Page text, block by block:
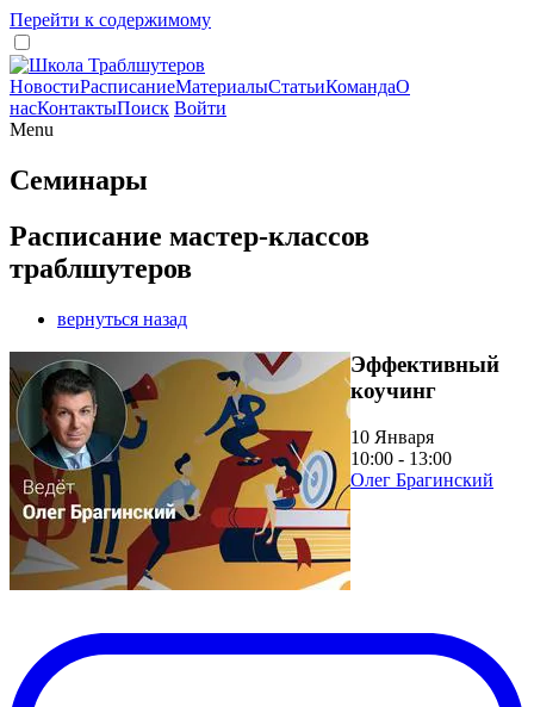
Перейти к содержимому
НовостиРасписаниеМатериалыСтатьиКомандаО
насКонтактыПоиск Войти
Menu
Семинары
Расписание мастер-классов
траблшутеров
вернуться назад
Эффективный
коучинг
10 Января
10:00 - 13:00
Олег Брагинский